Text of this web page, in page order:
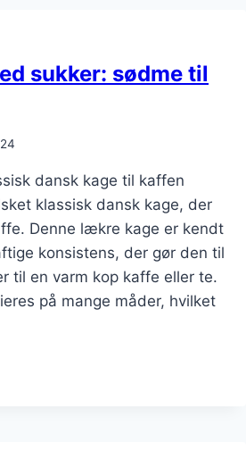
sukker: sødme til
dansk kage til kaffen
klassisk dansk kage, der
Denne lækre kage er kendt
konsistens, der gør den til
til en varm kop kaffe eller te.
på mange måder, hvilket